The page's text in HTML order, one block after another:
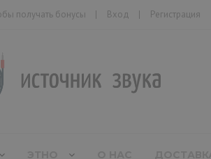
получать бонусы Вход Регистрация